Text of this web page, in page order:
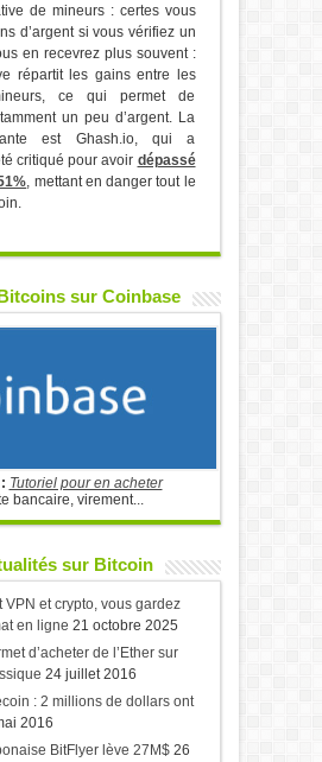
de mineurs : certes vous
d’argent si vous vérifiez un
en recevrez plus souvent :
répartit les gains entre les
ce qui permet de
un peu d’argent. La
est Ghash.io, qui a
critiqué pour avoir dépassé
, mettant en danger tout le
sur Coinbase
Tutoriel pour en acheter
bancaire, virement...
sur Bitcoin
VPN et crypto, vous gardez
en ligne 21 octobre 2025
d’acheter de l’Ether sur
24 juillet 2016
: 2 millions de dollars ont
2016
BitFlyer lève 27M$ 26